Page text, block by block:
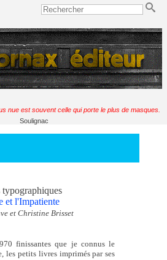
nue est souvent celle qui porte le plus de masques.
Soulignac
et l'Impatiente
et Christine Brisset
finissantes que je connus le
les petits livres imprimés par ses